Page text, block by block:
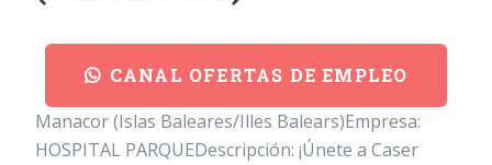
CANAL OFERTAS DE EMPLEO
Manacor (Islas Baleares/Illes Balears)Empresa:
HOSPITAL PARQUEDescripción: ¡Únete a Caser